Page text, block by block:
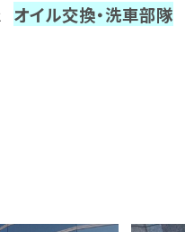
オイル交換・洗車部隊